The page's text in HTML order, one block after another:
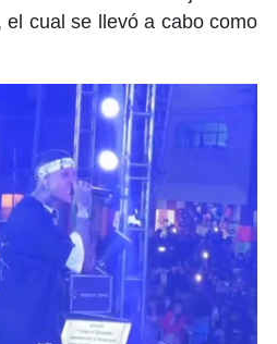
el cual se llevó a cabo como